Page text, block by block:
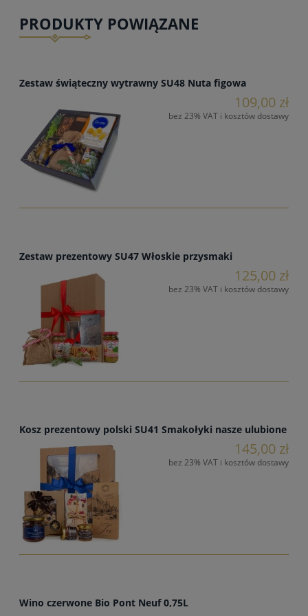
PRODUKTY POWIĄZANE
Zestaw świąteczny wytrawny SU48 Nuta figowa
109,00 zł
bez 23% VAT i kosztów dostawy
Zestaw prezentowy SU47 Włoskie przysmaki
125,00 zł
bez 23% VAT i kosztów dostawy
Kosz prezentowy polski SU41 Smakołyki nasze ulubione
145,00 zł
bez 23% VAT i kosztów dostawy
Wino czerwone Bio Pont Neuf 0,75L